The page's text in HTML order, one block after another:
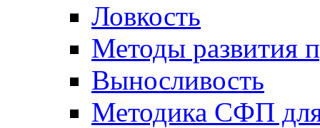
Ловкость
Методы развития
Выносливость
Методика СФП для